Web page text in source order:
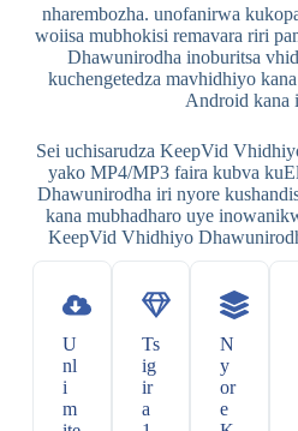
nharembozha. unofanirwa
woiisa mubhokisi remavara riri
Dhawunirodha inoburitsa
kuchengetedza mavhidhiyo
Android kana
Sei uchisarudza KeepVid
yako MP4/MP3 faira kubva
Dhawunirodha iri nyore
kana mubhadharo uye
KeepVid Vhidhiyo
U
nl
i
m
Ts
ig
ir
a
N
y
or
e